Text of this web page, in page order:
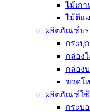
ไม้เกา
ไม้ตีแ
ผลิตภัณฑ์บร
กระปุก
กล่อง
กล่อง
ขวดโ
ผลิตภัณฑ์ใช้
กระบ